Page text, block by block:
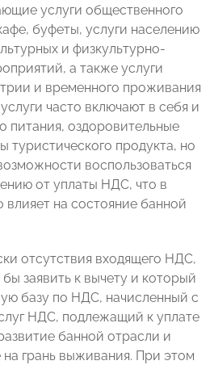
услуги общественного
буфеты, услуги населению
и физкультурно-
а также услуги
и временного проживания
часто включают в себя и
питания, оздоровительные
туристического продукта, но
воспользоваться
от уплаты НДС, что в
влияет на состояние банной
отсутствия входящего НДС,
заявить к вычету и который
базу по НДС, начисленный с
НДС, подлежащий к уплате
банной отрасли и
на грань выживания. При этом